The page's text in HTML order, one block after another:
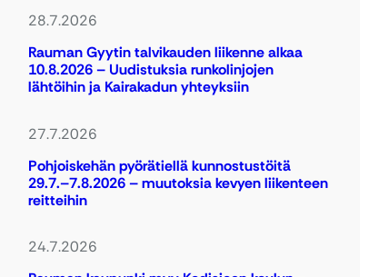
28.7.2026
Rauman Gyytin talvikauden liikenne alkaa
10.8.2026 – Uudistuksia runkolinjojen
lähtöihin ja Kairakadun yhteyksiin
27.7.2026
Pohjoiskehän pyörätiellä kunnostustöitä
29.7.–7.8.2026 – muutoksia kevyen liikenteen
reitteihin
24.7.2026